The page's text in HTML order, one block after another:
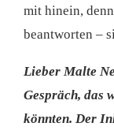
mit hinein,
beantworten –
Lieber Malte
Gespräch, das
könnten. Der